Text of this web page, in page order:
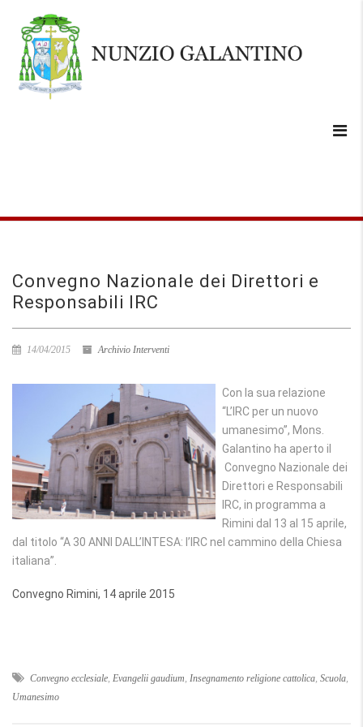
Convegno Nazionale dei Direttori e
Responsabili IRC
14/04/2015 Archivio Interventi
Con la sua relazione
“L’IRC per un nuovo
umanesimo”, Mons.
Galantino ha aperto il
Convegno Nazionale dei
Direttori e Responsabili
IRC, in programma a
Rimini dal 13 al 15 aprile,
dal titolo “A 30 ANNI DALL’INTESA: l’IRC nel cammino della Chiesa
italiana”.
Convegno Rimini, 14 aprile 2015
Convegno ecclesiale, Evangelii gaudium, Insegnamento religione cattolica, Scuola,
Umanesimo